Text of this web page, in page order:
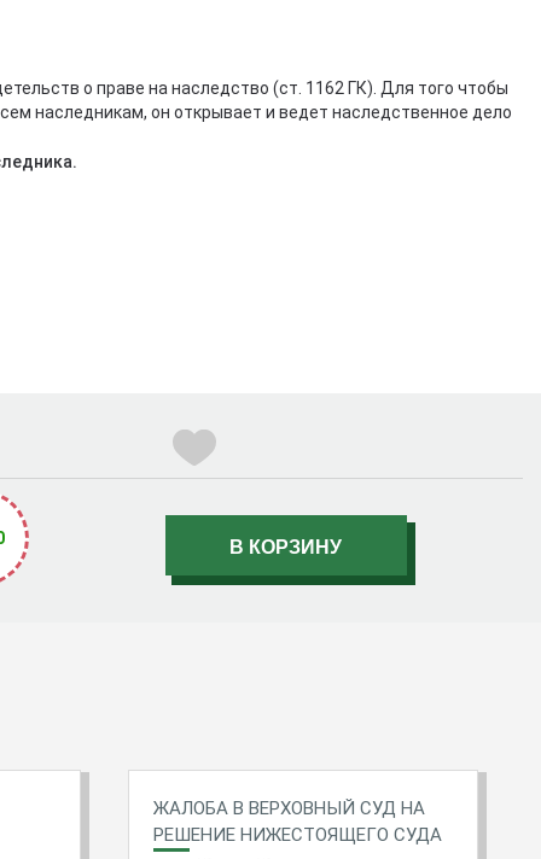
о праве на наследство (ст. 1162 ГК). Для того чтобы
наследникам, он открывает и ведет наследственное дело
ЖАЛОБА В ВЕРХОВНЫЙ СУД НА
РЕШЕНИЕ НИЖЕСТОЯЩЕГО СУДА